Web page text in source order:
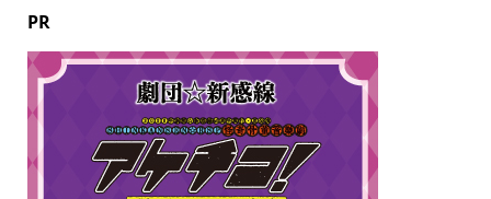
PR